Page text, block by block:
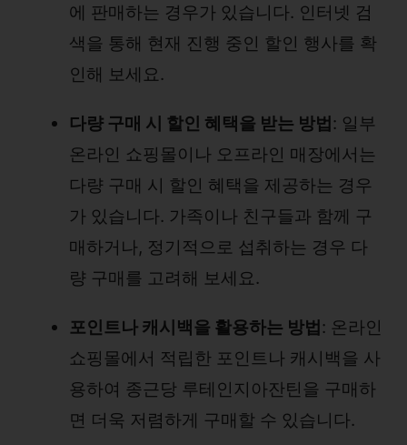
에 판매하는 경우가 있습니다. 인터넷 검
색을 통해 현재 진행 중인 할인 행사를 확
인해 보세요.
다량 구매 시 할인 혜택을 받는 방법 : 일부
온라인 쇼핑몰이나 오프라인 매장에서는
다량 구매 시 할인 혜택을 제공하는 경우
가 있습니다. 가족이나 친구들과 함께 구
매하거나, 정기적으로 섭취하는 경우 다
량 구매를 고려해 보세요.
포인트나 캐시백을 활용하는 방법 : 온라인
쇼핑몰에서 적립한 포인트나 캐시백을 사
용하여 종근당 루테인지아잔틴을 구매하
면 더욱 저렴하게 구매할 수 있습니다.